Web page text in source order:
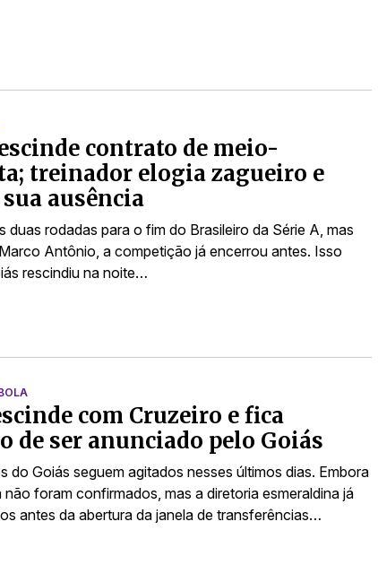
contrato de meio-
treinador elogia zagueiro e
ausência
duas rodadas para o fim do Brasileiro da Série A, mas
Antônio, a competição já encerrou antes. Isso
rescindiu na noite…
com Cruzeiro e fica
de ser anunciado pelo Goiás
do Goiás seguem agitados nesses últimos dias. Embora
não foram confirmados, mas a diretoria esmeraldina já
antes da abertura da janela de transferências…